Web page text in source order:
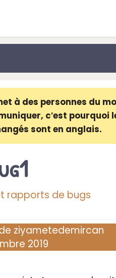
à des personnes du
c′est pourquoi
sont en anglais.
rapports de bugs
ziyametedemircan
2019